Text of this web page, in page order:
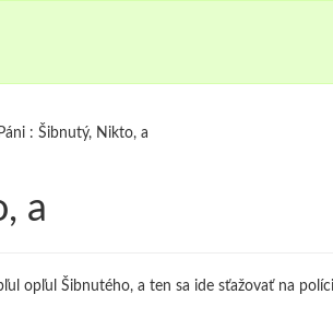
Páni : Šibnutý, Nikto, a
a
opľul Šibnutého, a ten sa ide sťažovať na